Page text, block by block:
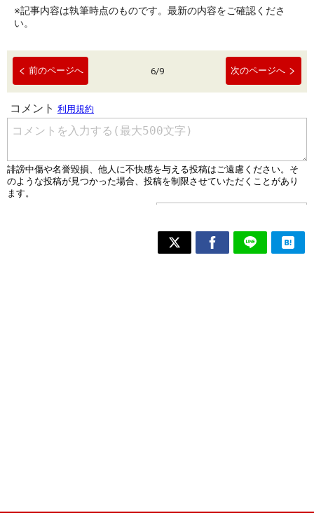
※記事内容は執筆時点のものです。最新の内容をご確認くださ
い。
前のページへ 6/9 次のページへ